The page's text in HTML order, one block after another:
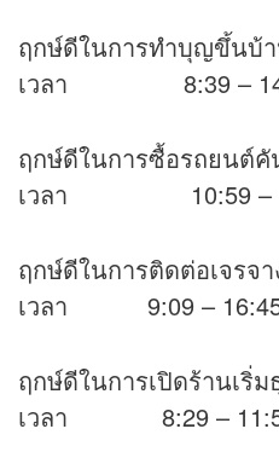
ฤกษ์ดีในการทำบุญขึ้นบ้
เวลา 8:39 –
ฤกษ์ดีในการซื้อรถยนต์คั
เวลา 10:59 –
ฤกษ์ดีในการติดต่อเจรจ
เวลา 9:09 –
ฤกษ์ดีในการเปิดร้านเริ่
เวลา 8:29 –